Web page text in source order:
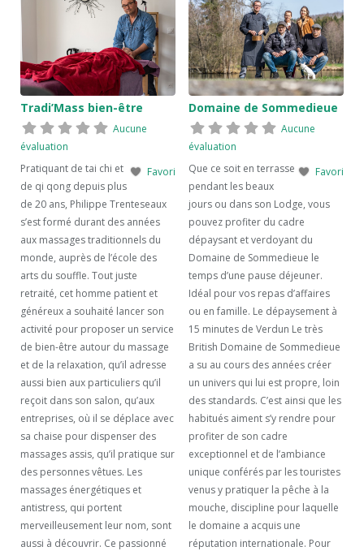
Tradi’Mass bien-être
Aucune
évaluation
Favori
Pratiquant de tai chi et
de qi qong depuis plus
de 20 ans, Philippe Trenteseaux
s’est formé durant des années
aux massages traditionnels du
monde, auprès de l’école des
arts du souffle. Tout juste
retraité, cet homme patient et
généreux a souhaité lancer son
activité pour proposer un service
de bien-être autour du massage
et de la relaxation, qu’il adresse
aussi bien aux particuliers qu’il
reçoit dans son salon, qu’aux
entreprises, où il se déplace avec
sa chaise pour dispenser des
massages assis, qu’il pratique sur
des personnes vêtues. Les
massages énergétiques et
antistress, qui portent
merveilleusement leur nom, sont
aussi à découvrir. Ce passionné
Domaine de Sommedieue
Aucune
évaluation
Favori
Que ce soit en terrasse
pendant les beaux
jours ou dans son Lodge, vous
pouvez profiter du cadre
dépaysant et verdoyant du
Domaine de Sommedieue le
temps d’une pause déjeuner.
Idéal pour vos repas d’affaires
ou en famille. Le dépaysement à
15 minutes de Verdun Le très
British Domaine de Sommedieue
a su au cours des années créer
un univers qui lui est propre, loin
des standards. C’est ainsi que les
habitués aiment s’y rendre pour
profiter de son cadre
exceptionnel et de l’ambiance
unique conférés par les touristes
venus y pratiquer la pêche à la
mouche, discipline pour laquelle
le domaine a acquis une
réputation internationale. Pour